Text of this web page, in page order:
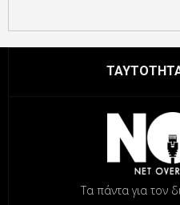
Τα πάντα για τον